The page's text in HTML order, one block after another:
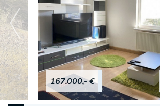
167.000,- €